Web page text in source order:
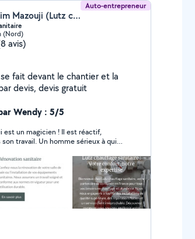
Auto-entrepreneur
Abderrahim Mazouji (Lutz chauffage sanitaire)
(Nord)
avis)
fait devant le chantier et la
devis, devis gratuit
Wendy : 5/5
magicien ! Il est réactif,
travail. Un homme sérieux à qui